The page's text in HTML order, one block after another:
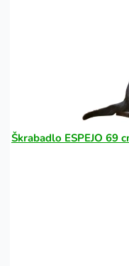
Škrabadlo ESPEJO 69